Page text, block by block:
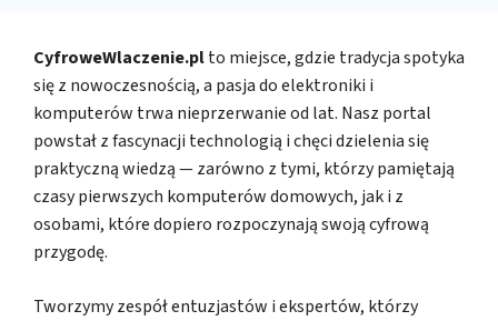
CyfroweWlaczenie.plto miejsce, gdzie tradycja spotyka
się z nowoczesnością, a pasja do elektroniki i
komputerów trwa nieprzerwanie od lat. Nasz portal
powstał z fascynacji technologią i chęci dzielenia się
praktyczną wiedzą — zarówno z tymi, którzy pamiętają
czasy pierwszych komputerów domowych, jak i z
osobami, które dopiero rozpoczynają swoją cyfrową
przygodę.
Tworzymy zespół entuzjastów i ekspertów, którzy